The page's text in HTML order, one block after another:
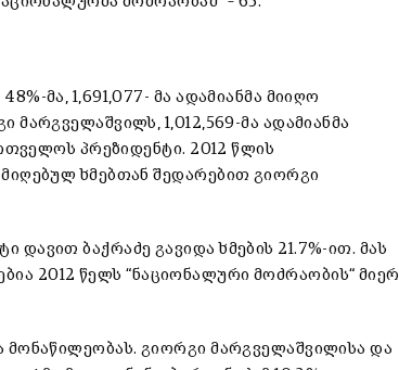
მა, 1,691,077- მა ადამიანმა მიიღო
1,012,569-მა ადამიანმა
პრეზიდენტი. 2012 წლის
ხმებთან შედარებით გიორგი
ბაქრაძე გავიდა ხმების 21.7%-ით. მას
2012 წელს “ნაციონალური მოძრაობის“ მიერ
მონაწილეობას. გიორგი მარგველაშვილისა და